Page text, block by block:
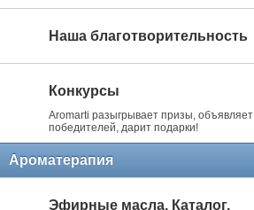
Наша благотворительность
Конкурсы
Aromarti разыгрывает призы, объявляет
победителей, дарит подарки!
Ароматерапия
Эфирные масла. Каталог,